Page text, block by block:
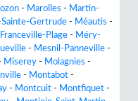
- Marolles - Martin-
Gertrude - Méautis -
Plage - Méry-
- Mesnil-Panneville -
Miserey - Molagnies -
- Montabot -
- Montcuit - Montfiquet -